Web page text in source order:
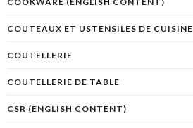
COUTEAUX ET USTENSILES DE CUISINE
COUTELLERIE
COUTELLERIE DE TABLE
CSR (ENGLISH CONTENT)